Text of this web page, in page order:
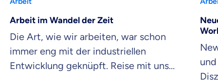
Arbeit im Wandel der Zeit
Die Art, wie wir arbeiten, war schon
immer eng mit der industriellen
Entwicklung geknüpft. Reise mit uns